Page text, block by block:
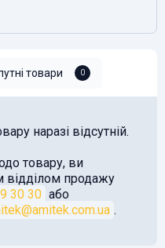
товари 0
наразі відсутній.
товару, ви
відділом продажу
30 30 або
.